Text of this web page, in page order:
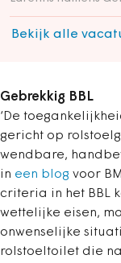
Bekijk alle
Gebrekkig BBL
‘De
gericht op
wendbare,
in een blog voor
criteria in het BBL
wettelijke eisen,
onwenselijke
rolstoeltoilet die